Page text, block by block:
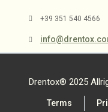
+39 351 540 4566
Drentox® 2025
Terms